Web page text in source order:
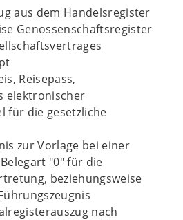
aus dem Handelsregister
Genossenschaftsregister
Reisepass,
elektronischer
für die gesetzliche
zur Vorlage bei einer
"0" für die
beziehungsweise
nach